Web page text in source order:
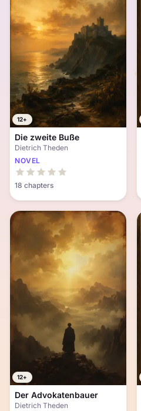
12+
Die zweite Buße
Dietrich Theden
NOVEL
18 chapters
12+
Der Advokatenbauer
Dietrich Theden